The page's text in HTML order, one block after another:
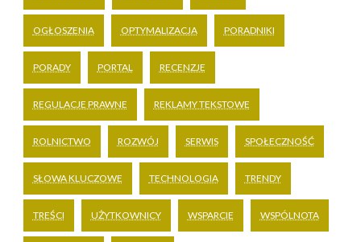
OGŁOSZENIA OPTYMALIZACJA PORADNIKI
PORADY PORTAL RECENZJE
REGULACJE PRAWNE REKLAMY TEKSTOWE
ROLNICTWO ROZWÓJ SERWIS SPOŁECZNOŚĆ
SŁOWA KLUCZOWE TECHNOLOGIA TRENDY
TREŚCI UŻYTKOWNICY WSPARCIE WSPÓLNOTA